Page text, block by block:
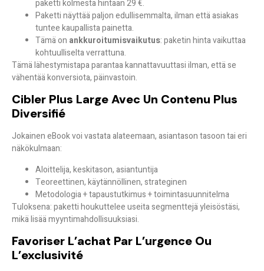
paketti kolmesta hintaan 29 €.
Paketti näyttää paljon edullisemmalta, ilman että asiakas
tuntee kaupallista painetta.
Tämä on ankkuroitumisvaikutus: paketin hinta vaikuttaa
kohtuulliselta verrattuna.
Tämä lähestymistapa parantaa kannattavuuttasiilman, että se
vähentää konversiota, päinvastoin.
Cibler Plus Large Avec Un Contenu Plus
Diversifié
Jokainen eBook voi vastata alateemaan, asiantason tasoon tai eri
näkökulmaan:
Aloittelija, keskitason, asiantuntija
Teoreettinen, käytännöllinen, strateginen
Metodologia + tapaustutkimus + toimintasuunnitelma
Tuloksena: paketti houkutteleeuseita segmenttejä yleisöstäsi,
mikä lisää myyntimahdollisuuksiasi.
Favoriser L’achat Par L’urgence Ou
L’exclusivité